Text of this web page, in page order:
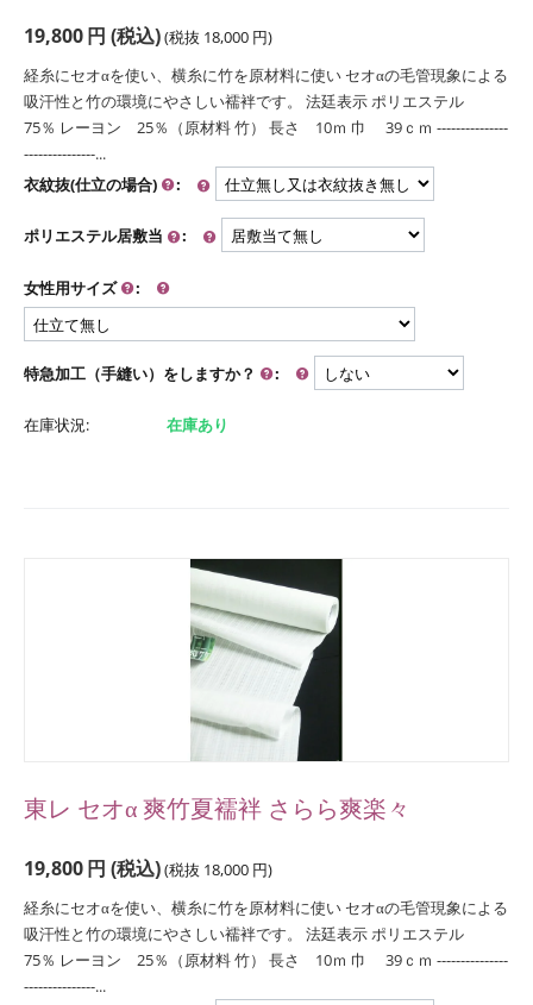
19,800円 (税込)(税抜 18,000 円)
経糸にセオαを使い、横糸に竹を原材料に使い セオαの毛管現象による
吸汗性と竹の環境にやさしい襦袢です。 法廷表示 ポリエステル
75％ レーヨン 25％（原材料 竹） 長さ 10ｍ 巾 39ｃｍ ---------------
---------------...
衣紋抜(仕立の場合)
:
ポリエステル居敷当 :
女性用サイズ :
特急加工（手縫い）をしますか？ :
在庫状況: 在庫あり
東レ セオα 爽竹夏襦袢 さらら爽楽々
19,800円 (税込)(税抜 18,000 円)
経糸にセオαを使い、横糸に竹を原材料に使い セオαの毛管現象による
吸汗性と竹の環境にやさしい襦袢です。 法廷表示 ポリエステル
75％ レーヨン 25％（原材料 竹） 長さ 10ｍ 巾 39ｃｍ ---------------
---------------...